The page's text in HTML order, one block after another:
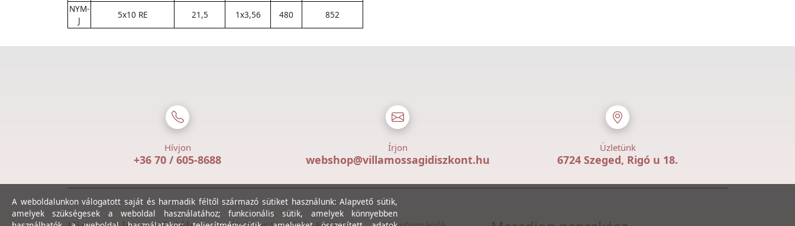
NYM-
J
5x10 RE 21,5 1x3,56 480 852
Hívjon
+36 70 / 605-8688
Írjon
webshop@villamossagidiszkont.hu
Üzletünk
6724 Szeged, Rigó u 18.
A weboldalunkon válogatott saját és harmadik féltől származó sütiket használunk: Alapvető sütik,
amelyek szükségesek a weboldal használatához; funkcionális sütik, amelyek könnyebben